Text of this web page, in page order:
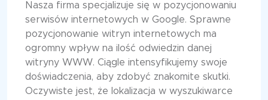
Nasza firma specjalizuje się w pozycjonowaniu
serwisów internetowych w Google. Sprawne
pozycjonowanie witryn internetowych ma
ogromny wpływ na ilość odwiedzin danej
witryny WWW. Ciągle intensyfikujemy swoje
doświadczenia, aby zdobyć znakomite skutki.
Oczywiste jest, że lokalizacja w wyszukiwarce